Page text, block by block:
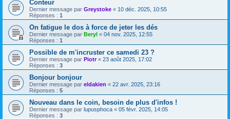
Conteur
Dernier message par Greystoke « 10 déc. 2025, 10:55
Réponses : 1
On fatigue le dos à force de jeter les dés
Dernier message par Beryl « 04 nov. 2025, 12:55
Réponses : 1
Possible de m'incruster ce samedi 23 ?
Dernier message par Piotr« 23 août 2025, 17:02
Réponses : 3
Bonjour bonjour
Dernier message par eldakien « 22 avr. 2025, 23:16
Réponses : 5
Nouveau dans le coin, besoin de plus d'infos !
Dernier message par lupusphoca « 05 févr. 2025, 14:05
Réponses : 3